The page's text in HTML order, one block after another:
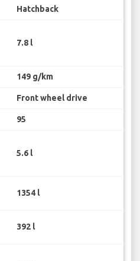
Hatchback
7.8 l
149 g/km
Front wheel drive
95
5.6 l
1354 l
392 l